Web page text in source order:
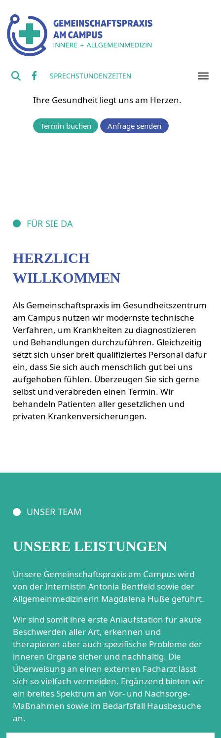
SPRECHSTUNDENZEITEN
ÜBERZEUGUNG
Ihre Gesundheit liegt uns am Herzen.
Termin buchen Anfrage senden
FÜR SIE DA
HERZLICH
WILLKOMMEN
Als Gemeinschaftspraxis im Gesundheitszentrum
am Campus nutzen wir modernste technische
Verfahren, um Krankheiten zu diagnostizieren
und Behandlungen durchzuführen. Gleichzeitig
setzt sich unser breit qualifiziertes Personal dafür
ein, dass Sie sich auch menschlich gut bei uns
aufgehoben fühlen. Überzeugen Sie sich gerne
selbst und verabreden einen Termin. Wir
behandeln Patienten aller gesetzlichen und
privaten Krankenversicherungen.
UNSER TEAM
UNSERE LEISTUNGEN
Unsere Gemeinschaftspraxis am Campus wird
von der Internistin Antonia Bentfeld sowie der
Allgemeinmedizinerin Magdalena Huße geführt.
Wir sind somit ihre erste Anlaufstation für akute
Beschwerden aller Art, erkennen und
therapieren aber auch spezifische Probleme der
inneren Organe sicher und nachhaltig. Die
Überweisung an einen externen Facharzt lässt
sich so vielfach vermeiden. Ergänzend bieten wir
ein breites Spektrum an Vor- und Nachsorge-
Maßnahmen sowie im Bedarfsfall Hausbesuche
an.